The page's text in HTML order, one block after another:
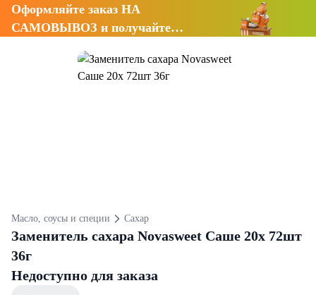
Оформляйте заказ НА
САМОВЫВОЗ и получайте
Масло, соусы и специи Сахар
Заменитель сахара Novasweet Саше 20х 72шт
36г
Недоступно для заказа